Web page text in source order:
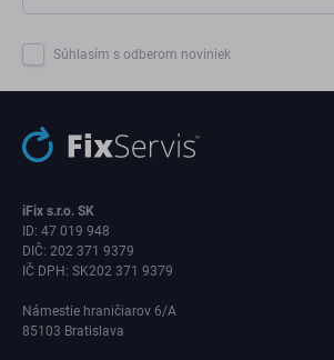
Súhlasím s odberom noviniek
iFix s.r.o. SK
ID: 47 019 948
DIČ: 202 371 9379
IČ DPH: SK202 371 9379
Námestie hraničiarov 6/A
85103 Bratislava